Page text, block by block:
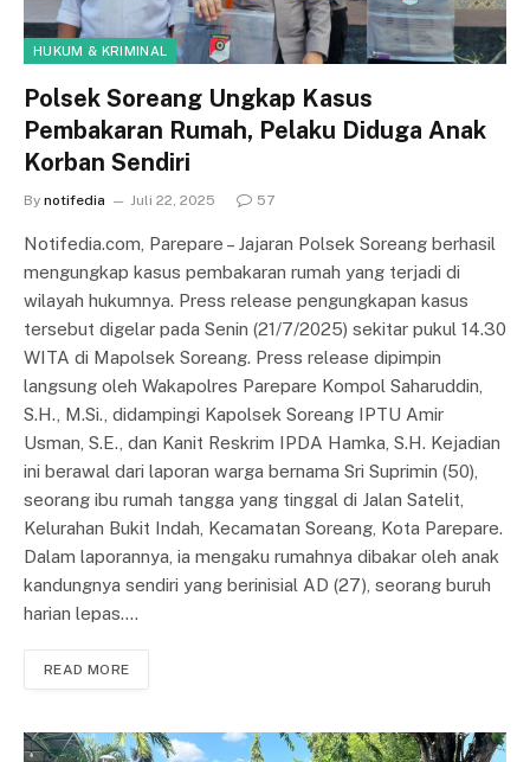
HUKUM & KRIMINAL
Polsek Soreang Ungkap Kasus
Pembakaran Rumah, Pelaku Diduga Anak
Korban Sendiri
By notifedia Juli 22, 2025 57
Notifedia.com, Parepare – Jajaran Polsek Soreang berhasil
mengungkap kasus pembakaran rumah yang terjadi di
wilayah hukumnya. Press release pengungkapan kasus
tersebut digelar pada Senin (21/7/2025) sekitar pukul 14.30
WITA di Mapolsek Soreang. Press release dipimpin
langsung oleh Wakapolres Parepare Kompol Saharuddin,
S.H., M.Si., didampingi Kapolsek Soreang IPTU Amir
Usman, S.E., dan Kanit Reskrim IPDA Hamka, S.H. Kejadian
ini berawal dari laporan warga bernama Sri Suprimin (50),
seorang ibu rumah tangga yang tinggal di Jalan Satelit,
Kelurahan Bukit Indah, Kecamatan Soreang, Kota Parepare.
Dalam laporannya, ia mengaku rumahnya dibakar oleh anak
kandungnya sendiri yang berinisial AD (27), seorang buruh
harian lepas.…
READ MORE